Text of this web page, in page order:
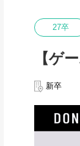
27卒
【ゲ
新卒